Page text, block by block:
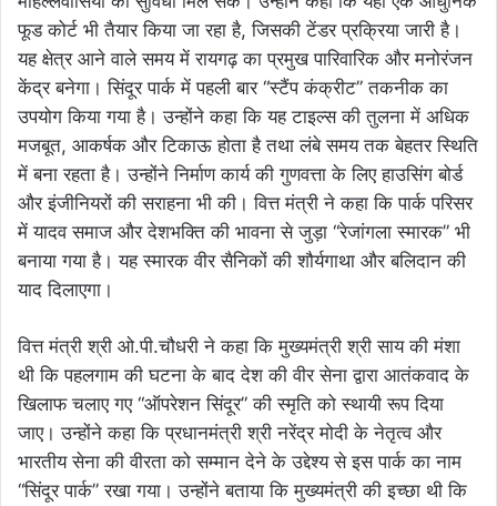
फूड कोर्ट भी तैयार किया जा रहा है, जिसकी टेंडर प्रक्रिया जारी है।
यह क्षेत्र आने वाले समय में रायगढ़ का प्रमुख पारिवारिक और मनोरंजन
केंद्र बनेगा। सिंदूर पार्क में पहली बार “स्टैंप कंक्रीट” तकनीक का
उपयोग किया गया है। उन्होंने कहा कि यह टाइल्स की तुलना में अधिक
मजबूत, आकर्षक और टिकाऊ होता है तथा लंबे समय तक बेहतर स्थिति
में बना रहता है। उन्होंने निर्माण कार्य की गुणवत्ता के लिए हाउसिंग बोर्ड
और इंजीनियरों की सराहना भी की। वित्त मंत्री ने कहा कि पार्क परिसर
में यादव समाज और देशभक्ति की भावना से जुड़ा “रेजांगला स्मारक” भी
बनाया गया है। यह स्मारक वीर सैनिकों की शौर्यगाथा और बलिदान की
याद दिलाएगा।
वित्त मंत्री श्री ओ.पी.चौधरी ने कहा कि मुख्यमंत्री श्री साय की मंशा
थी कि पहलगाम की घटना के बाद देश की वीर सेना द्वारा आतंकवाद के
खिलाफ चलाए गए “ऑपरेशन सिंदूर” की स्मृति को स्थायी रूप दिया
जाए। उन्होंने कहा कि प्रधानमंत्री श्री नरेंद्र मोदी के नेतृत्व और
भारतीय सेना की वीरता को सम्मान देने के उद्देश्य से इस पार्क का नाम
“सिंदूर पार्क” रखा गया। उन्होंने बताया कि मुख्यमंत्री की इच्छा थी कि